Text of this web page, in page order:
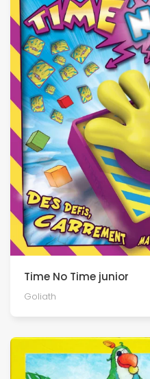
Time No Time junior
Goliath